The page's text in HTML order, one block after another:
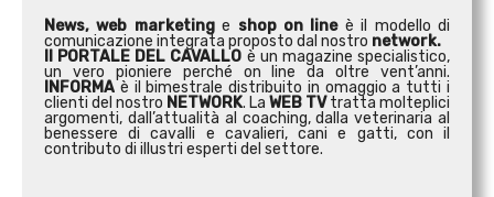
News, web marketinge shop on line è il modello di
comunicazione integrata proposto dal nostro network.
Il PORTALE DEL CAVALLO è un magazine specialistico,
un vero pioniere perché on line da oltre vent’anni.
INFORMA è il bimestrale distribuito in omaggio a tutti i
clienti del nostro NETWORK. La WEB TVtratta molteplici
argomenti, dall’attualità al coaching, dalla veterinaria al
benessere di cavalli e cavalieri, cani e gatti, con il
contributo di illustri esperti del settore.